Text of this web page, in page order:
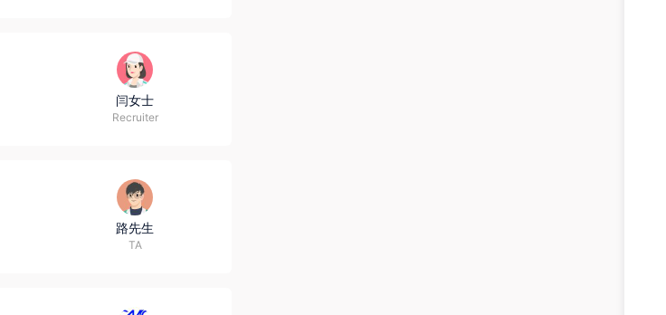
闫女士
Recruiter
路先生
TA